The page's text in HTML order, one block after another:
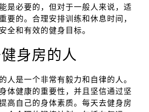
是必要的，但对于一般人来说，适
要的。合理安排训练和休息时间，
全和有效的健身目标。
身房的人
人是一个非常有毅力和自律的人。
体健康的重要性，并且坚信通过坚
高自己的身体素质。每天去健身房